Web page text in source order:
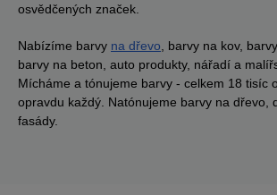
osvědčených značek.
Nabízíme barvy na dřevo , barvy na kov,
barvy na beton, auto produkty, nářadí a
Mícháme a tónujeme barvy - celkem 18 tisíc
opravdu každý. Natónujeme barvy na dřevo,
fasády.